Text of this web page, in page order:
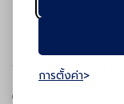
การตั้งค่า
นโยบายความเป็นส่วน
©Copyright